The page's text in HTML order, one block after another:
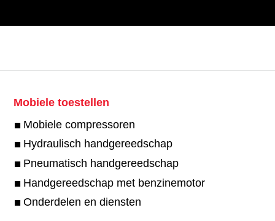
Mobiele toestellen
Mobiele compressoren
Hydraulisch handgereedschap
Pneumatisch handgereedschap
Handgereedschap met benzinemotor
Onderdelen en diensten